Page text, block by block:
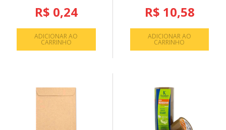
R$ 0,24
ADICIONAR AO
CARRINHO
R$ 10,58
ADICIONAR AO
CARRINHO